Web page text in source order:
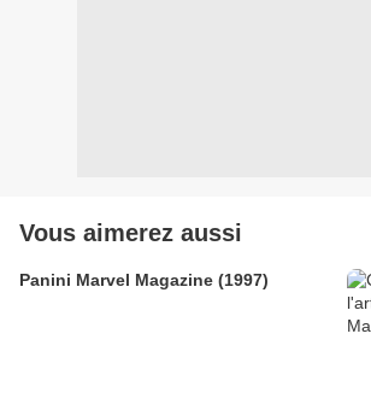
Vous aimerez aussi
Panini Marvel Magazine (1997)